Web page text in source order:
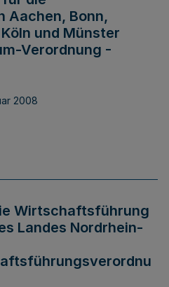
Aachen, Bonn,
und Münster
Verordnung -
2008
Wirtschaftsführung
Landes Nordrhein-